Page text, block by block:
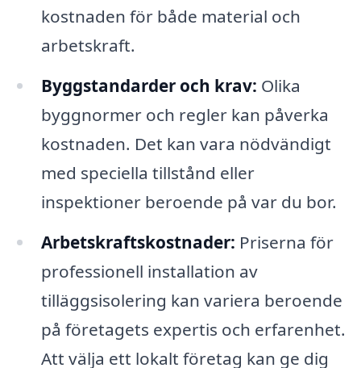
kostnaden för både material och
arbetskraft.
Byggstandarder och krav: Olika
byggnormer och regler kan påverka
kostnaden. Det kan vara nödvändigt
med speciella tillstånd eller
inspektioner beroende på var du bor.
Arbetskraftskostnader: Priserna för
professionell installation av
tilläggsisolering kan variera beroende
på företagets expertis och erfarenhet.
Att välja ett lokalt företag kan ge dig